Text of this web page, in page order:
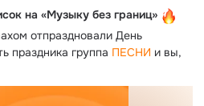
на «Музыку без границ»
отпраздновали День
праздника группа ПЕСНИ и вы,
конкурс: